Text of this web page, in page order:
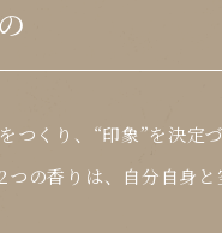
くり、“印象”を決定
の香りは、
自分自身